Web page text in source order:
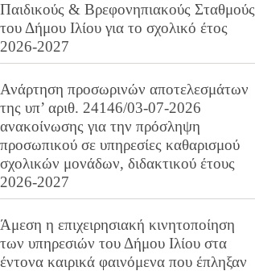
Παιδικούς & Βρεφονηπιακούς Σταθμούς
του Δήμου Ιλίου για το σχολικό έτος
2026-2027
Ανάρτηση προσωρινών αποτελεσμάτων
της υπ’ αριθ. 24146/03-07-2026
ανακοίνωσης για την πρόσληψη
προσωπικού σε υπηρεσίες καθαρισμού
σχολικών μονάδων, διδακτικού έτους
2026-2027
Άμεση η επιχειρησιακή κινητοποίηση
των υπηρεσιών του Δήμου Ιλίου στα
έντονα καιρικά φαινόμενα που έπληξαν